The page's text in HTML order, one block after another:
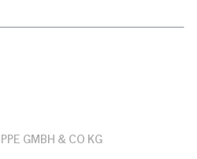
GMBH & CO KG